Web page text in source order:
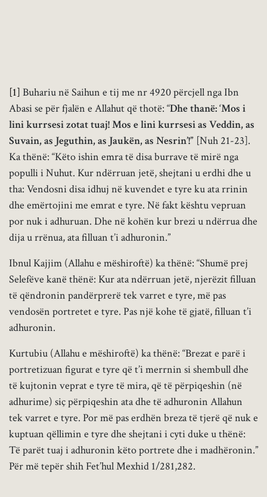
[1] Buhariu në Saihun e tij me nr 4920 përcjell nga Ibn
Abasi se për fjalën e Allahut që thotë: “Dhe thanë: ‘Mos i
lini kurrsesi zotat tuaj! Mos e lini kurrsesi as Veddin, as
Suvain, as Jeguthin, as Jaukën, as Nesrin’!” [Nuh 21-23].
Ka thënë: “Këto ishin emra të disa burrave të mirë nga
populli i Nuhut. Kur ndërruan jetë, shejtani u erdhi dhe u
tha: Vendosni disa idhuj në kuvendet e tyre ku ata rrinin
dhe emërtojini me emrat e tyre. Në fakt kështu vepruan
por nuk i adhuruan. Dhe në kohën kur brezi u ndërrua dhe
dija u rrënua, ata filluan t’i adhuronin.”
Ibnul Kajjim (Allahu e mëshiroftë) ka thënë: “Shumë prej
Selefëve kanë thënë: Kur ata ndërruan jetë, njerëzit filluan
të qëndronin pandërprerë tek varret e tyre, më pas
vendosën portretet e tyre. Pas një kohe të gjatë, filluan t’i
adhuronin.
Kurtubiu (Allahu e mëshiroftë) ka thënë: “Brezat e parë i
portretizuan figurat e tyre që t’i merrnin si shembull dhe
të kujtonin veprat e tyre të mira, që të përpiqeshin (në
adhurime) siç përpiqeshin ata dhe të adhuronin Allahun
tek varret e tyre. Por më pas erdhën breza të tjerë që nuk e
kuptuan qëllimin e tyre dhe shejtani i cyti duke u thënë:
Të parët tuaj i adhuronin këto portrete dhe i madhëronin.”
Për më tepër shih Fet’hul Mexhid 1/281,282.